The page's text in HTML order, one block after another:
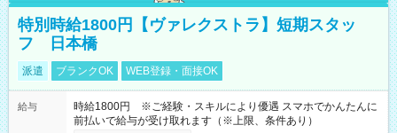
特別時給1800円【ヴァレクストラ】短期スタッ
フ 日本橋
派遣 ブランクOK WEB登録・面接OK
給与
時給1800円 ※ご経験・スキルにより優遇 スマホでかんたんに
前払いで給与が受け取れます（※上限、条件あり）